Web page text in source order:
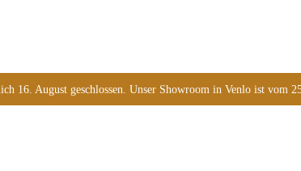
August geschlossen. Unser Showroom in Venlo ist vom